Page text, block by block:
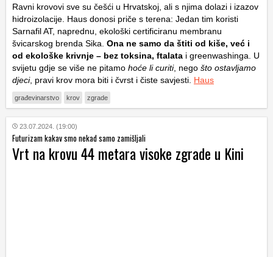
Ravni krovovi sve su češći u Hrvatskoj, ali s njima dolazi i izazov
hidroizolacije. Haus donosi priče s terena: Jedan tim koristi
Sarnafil AT, naprednu, ekološki certificiranu membranu
švicarskog brenda Sika. Ona ne samo da štiti od kiše, već i
od ekološke krivnje – bez toksina, ftalata i greenwashinga. U
svijetu gdje se više ne pitamo hoće li curiti, nego što ostavljamo
djeci, pravi krov mora biti i čvrst i čiste savjesti. Haus
građevinarstvo krov zgrade
23.07.2024. (19:00)
Futurizam kakav smo nekad samo zamišljali
Vrt na krovu 44 metara visoke zgrade u Kini